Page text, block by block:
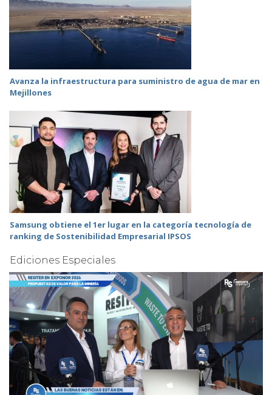
Avanza la infraestructura para suministro de agua de mar en
Mejillones
Samsung obtiene el 1er lugar en la categoría tecnología de
ranking de Sostenibilidad Empresarial IPSOS
Ediciones Especiales